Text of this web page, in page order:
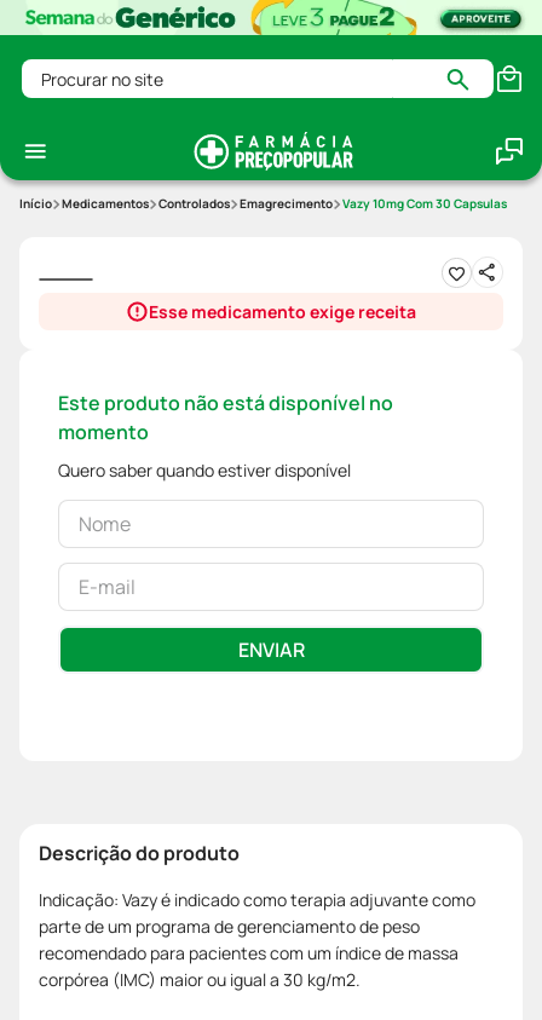
Procurar no site
Medicamentos Controlados Emagrecimento Vazy 10mg Com 30 Capsulas
Esse medicamento exige receita
Este produto não está disponível no
momento
Quero saber quando estiver disponível
ENVIAR
Descrição do produto
Indicação: Vazy é indicado como terapia adjuvante como
parte de um programa de gerenciamento de peso
recomendado para pacientes com um índice de massa
corpórea (IMC) maior ou igual a 30 kg/m2.